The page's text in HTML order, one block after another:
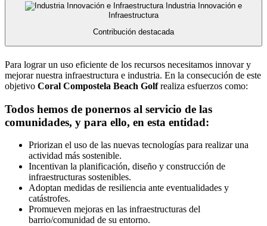
Industria Innovación e
Infraestructura
Contribución destacada
Para lograr un uso eficiente de los recursos necesitamos innovar y
mejorar nuestra infraestructura e industria. En la consecución de este
objetivo Coral Compostela Beach Golfrealiza esfuerzos como:
Todos hemos de ponernos al servicio de las
comunidades, y para ello, en esta entidad:
Priorizan el uso de las nuevas tecnologías para realizar una
actividad más sostenible.
Incentivan la planificación, diseño y construcción de
infraestructuras sostenibles.
Adoptan medidas de resiliencia ante eventualidades y
catástrofes.
Promueven mejoras en las infraestructuras del
barrio/comunidad de su entorno.